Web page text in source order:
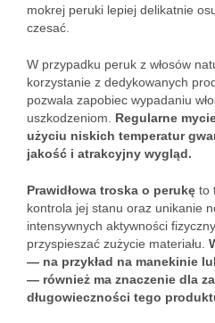
mokrej peruki lepiej delikatnie
czesać.
W przypadku peruk z włosów
korzystanie z dedykowanych
pozwala zapobiec wypadaniu
uszkodzeniom. Regularne
użyciu niskich temperatur
jakość i atrakcyjny wygląd.
Prawidłowa troska o perukę to
kontrola jej stanu oraz unikanie
intensywnych aktywności
przyspieszać zużycie materiału.
— na przykład na manekinie
— również ma znaczenie dla
długowieczności tego